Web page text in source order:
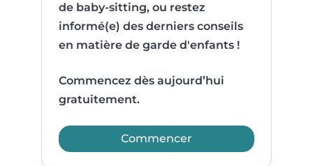
de baby-sitting, ou restez
informé(e) des derniers conseils
en matière de garde d'enfants !
Commencez dès aujourd’hui
gratuitement.
Commencer